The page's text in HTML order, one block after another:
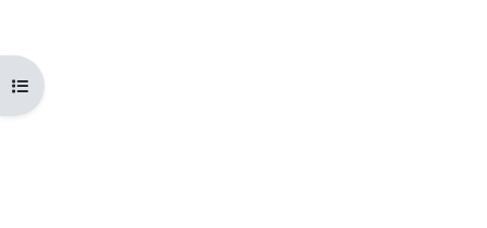
Ouvrir l’index du cours